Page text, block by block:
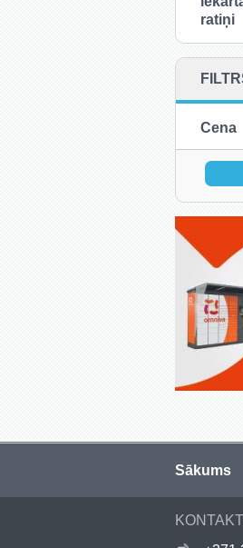
ratiņi
Cena
no:
Sākums